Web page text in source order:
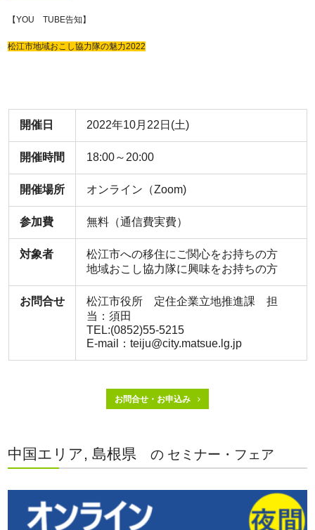
【YOU TUBE告知】
松江市地域おこし協力隊の魅力2022
開催日 2022年10月22日(土)
開催時間 18:00～20:00
開催場所 オンライン（Zoom)
参加費 無料（通信費実費）
対象者
松江市への移住にご関心をお持ちの方
地域おこし協力隊に興味をお持ちの方
お問合せ
松江市役所 定住企業立地推進課 担
当：須田
TEL:(0852)55-5215
E-mail：teiju@city.matsue.lg.jp
お問合せ・お申込み
中国エリア, 島根県 の セミナー・フェア